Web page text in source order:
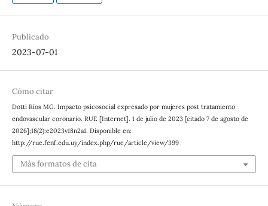
Publicado
2023-07-01
Cómo citar
Dotti Ríos MG. Impacto psicosocial expresado por mujeres post tratamiento
endovascular coronario. RUE [Internet]. 1 de julio de 2023 [citado 7 de agosto de
2026];18(2):e2023v18n2a1. Disponible en:
http://rue.fenf.edu.uy/index.php/rue/article/view/399
Más formatos de cita